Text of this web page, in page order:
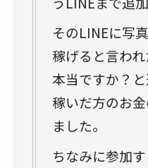
そのLINEに写
稼げると言わ
本当ですか？
稼いだ方のお
ました。
ちなみに参加